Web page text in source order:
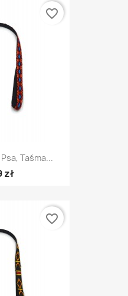
Taśma...
zł
favorite_border
favorite_border